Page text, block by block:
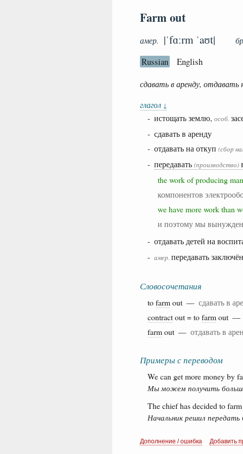
Farm out
амер. |ˈfɑːrm ˈaʊt|
Russian English
сдавать в аренду,
глагол ↓
- истощать землю, особ.
- сдавать в аренду
- отдавать на откуп (сбор
- передавать (производство)
the work of producing
компонентов
we have more work than
и поэтому мы
- отдавать детей на
- амер. передавать
Словосочетания
tofarmout — сдавать в
contractout = tofarmout —
farmout — отдавать в
Примеры с переводом
We can get more money by
Мы можем получить
The chief has decided to
Начальник решил
Дополнение / ошибка Добавить